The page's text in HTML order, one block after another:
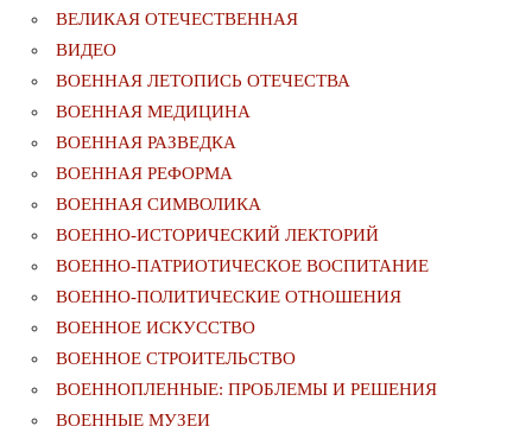
ВЕЛИКАЯ ОТЕЧЕСТВЕННАЯ
ВИДЕО
ВОЕННАЯ ЛЕТОПИСЬ ОТЕЧЕСТВА
ВОЕННАЯ МЕДИЦИНА
ВОЕННАЯ РАЗВЕДКА
ВОЕННАЯ РЕФОРМА
ВОЕННАЯ СИМВОЛИКА
ВОЕННО-ИСТОРИЧЕСКИЙ ЛЕКТОРИЙ
ВОЕННО-ПАТРИОТИЧЕСКОЕ ВОСПИТАНИЕ
ВОЕННО-ПОЛИТИЧЕСКИE ОТНОШЕНИЯ
ВОЕННОЕ ИСКУССТВО
ВОЕННОЕ СТРОИТЕЛЬСТВО
ВОЕННОПЛЕННЫЕ: ПРОБЛЕМЫ И РЕШЕНИЯ
ВОЕННЫЕ МУЗЕИ